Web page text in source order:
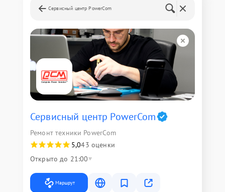
Сервисный центр PowerCom
Сервисный центр PowerCom
Ремонт техники PowerCom
5,043 оценки
Открыто до 21:00
Маршрут